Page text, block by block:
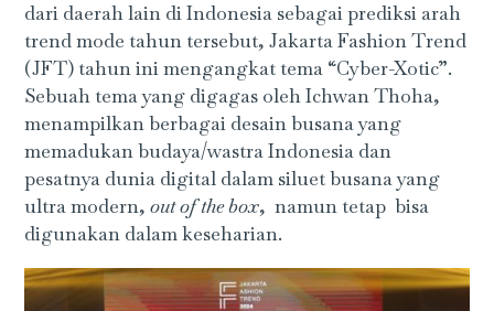
dari daerah lain di Indonesia sebagai prediksi arah
trend mode tahun tersebut, Jakarta Fashion Trend
(JFT) tahun ini mengangkat tema “Cyber-Xotic”.
Sebuah tema yang digagas oleh Ichwan Thoha,
menampilkan berbagai desain busana yang
memadukan budaya/wastra Indonesia dan
pesatnya dunia digital dalam siluet busana yang
ultra modern,out of the box, namun tetap bisa
digunakan dalam keseharian.